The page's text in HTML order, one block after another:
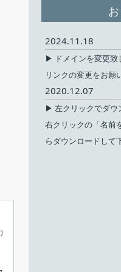
2024.11.18
▶ ドメインを変更致
リンクの変更をお願
2020.12.07
▶ 左クリックでダウ
右クリックの「名前
らダウンロードして